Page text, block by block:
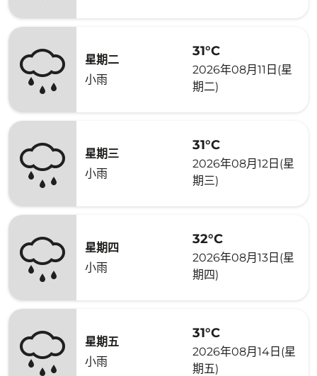
星期二
小雨
31°C
2026年08月11日(星
期二)
星期三
小雨
31°C
2026年08月12日(星
期三)
星期四
小雨
32°C
2026年08月13日(星
期四)
星期五
小雨
31°C
2026年08月14日(星
期五)